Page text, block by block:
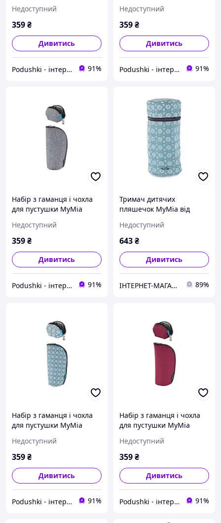
оптичний орнамент
Недоступний
359₴
Дивитись
Podushki - інтернет-магазин Подушки 91%
Недоступний
359₴
Дивитись
Podushki - інтернет-магазин Подушки 91%
Набір з гаманця і чохла
для пустушки MyMia
Недоступний
359₴
Дивитись
Podushki - інтернет-магазин Подушки 91%
Тримач дитячих
пляшечок MyMia від
(NV8805FLOWER)
Недоступний
643₴
Дивитись
ІНТЕРНЕТ-МАГАЗИН "Доставлено " 89%
Набір з гаманця і чохла
для пустушки MyMia
квітковий орнамент
Недоступний
359₴
Дивитись
Podushki - інтернет-магазин Подушки 91%
Набір з гаманця і чохла
для пустушки MyMia
бордовий
Недоступний
359₴
Дивитись
Podushki - інтернет-магазин Подушки 91%